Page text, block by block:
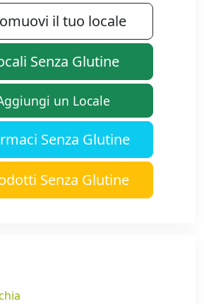
il tuo locale
Senza Glutine
un Locale
Senza Glutine
Senza Glutine